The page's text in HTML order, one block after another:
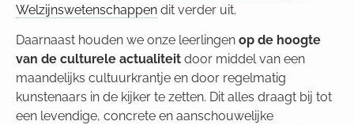
Welzijnswetenschappen dit verder uit.
Daarnaast houden we onze leerlingen op de hoogte
van de culturele actualiteit door middel van een
maandelijks cultuurkrantje en door regelmatig
kunstenaars in de kijker te zetten. Dit alles draagt bij tot
een levendige, concrete en aanschouwelijke